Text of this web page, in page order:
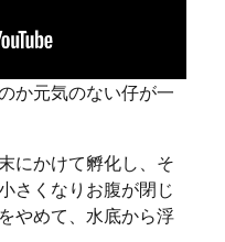
か元気のない仔が一
にかけて孵化し、そ
さくなりお腹が閉じ
やめて、水底から浮